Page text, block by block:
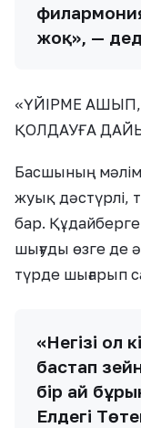
жоқ», —
«ҮЙІРМЕ
ҚОЛДАУҒА
Басшының
жуық дәстүрлі,
бар.
шығуды өзге де
түрде шығарып
«Негізі ол
бастап
бір ай
Елдегі